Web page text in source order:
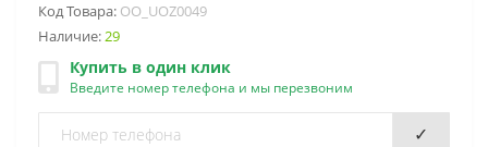
Код Товара: OO_UOZ0049
Наличие:29
Купить в один клик
Введите номер телефона и мы перезвоним
✓